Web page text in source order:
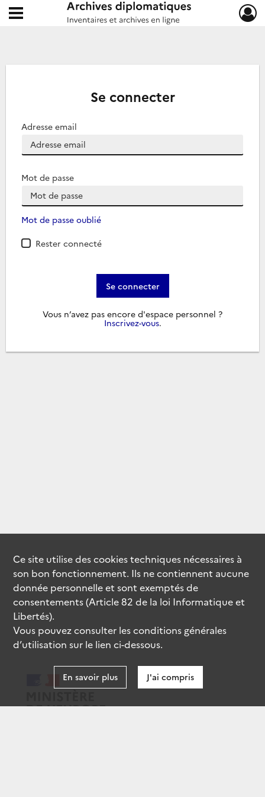
Archives diplomatiques
Ouvrir le menu déroulant
Se connecter
Adresse email
Mot de passe
Mot de passe oublié
Rester connecté
Se connecter
Vous n’avez pas encore d'espace personnel ?
Inscrivez-vous.
Ce site utilise descookiestechniques nécessaires à
son bon fonctionnement. Ils ne contiennent aucune
donnée personnelle et sont exemptés de
consentements (Article 82 de la loi Informatique et
Libertés).
Vous pouvez consulter les conditions générales
d’utilisation sur le lien ci-dessous.
En savoir plus J'ai compris